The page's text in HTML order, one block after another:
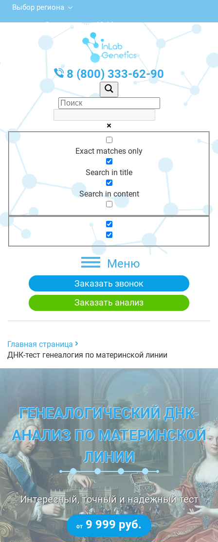
Выбор региона
Советская ул., 10, Мамоново
с 10:00 до 20:00
График работы: Пн-Пт с 10:00 до 20:00
8 (800) 333-62-90
Exact matches only
Search in title
Search in content
Меню
Заказать звонок
Заказать анализ
Главная страница
ДНК-тест генеалогия по материнской линии
ГЕНЕАЛОГИЧЕСКИЙ ДНК-
АНАЛИЗ ПО МАТЕРИНСКОЙ
ЛИНИИ
Интересный, точный и надежный тест
от 9 999 руб.